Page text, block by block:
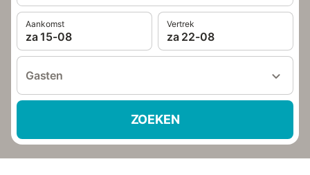
Aankomst
za 15-08
Vertrek
za 22-08
Gasten
ZOEKEN